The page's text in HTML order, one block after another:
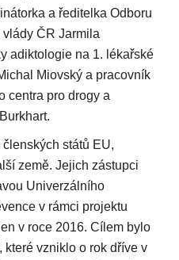
a ředitelka Odboru
ČR Jarmila
adiktologie na 1. lékařské
Miovský a pracovník
centra pro drogy a
států EU,
země. Jejich zástupci
Univerzálního
v rámci projektu
v roce 2016. Cílem bylo
vzniklo o rok dříve v